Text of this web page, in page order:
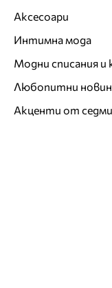
Аксесоари
Интимна мода
Модни списания и
Любопитни
Акценти от